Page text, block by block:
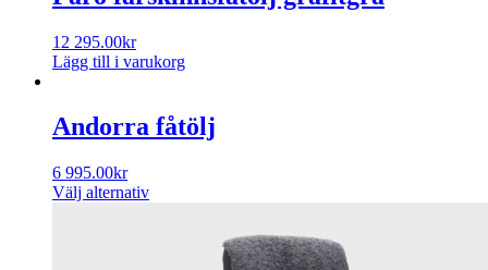
12 295.00kr
Lägg till i varukorg
Andorra fåtölj
6 995.00kr
Välj alternativ